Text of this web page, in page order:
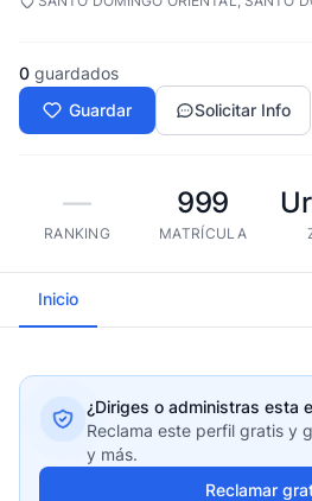
0 guardados
Guardar
Solicitar Info
—
RANKING
999
MATRÍCULA
Inicio
¿Diriges o administras esta
Reclama este perfil gratis y
y más.
Reclamar